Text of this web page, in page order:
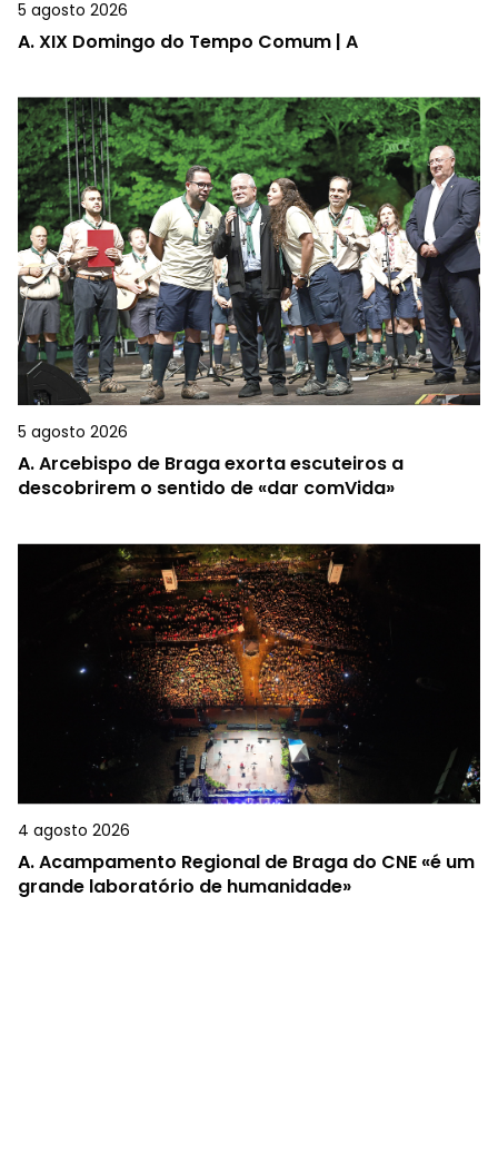
5 agosto 2026
A.XIX Domingo do Tempo Comum | A
5 agosto 2026
A.Arcebispo de Braga exorta escuteiros a
descobrirem o sentido de «dar comVida»
4 agosto 2026
A.Acampamento Regional de Braga do CNE «é um
grande laboratório de humanidade»